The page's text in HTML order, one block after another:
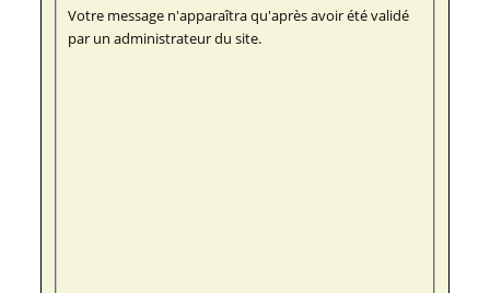
Votre message n'apparaîtra qu'après avoir été validé
par un administrateur du site.